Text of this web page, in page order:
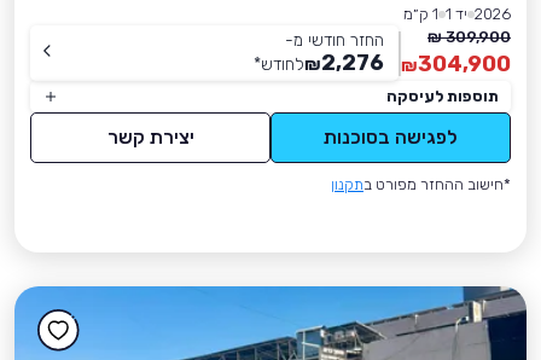
2026 יד 1
1 ק״מ
309,900 ₪
304,900
₪
החזר חודשי מ-
2,276
₪לחודש*
תוספות לעיסקה
לפגישה בסוכנות יצירת קשר
*חישוב ההחזר מפורט בתקנון